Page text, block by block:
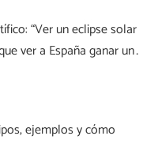
“Ver un eclipse solar
ver a España ganar un
ejemplos y cómo